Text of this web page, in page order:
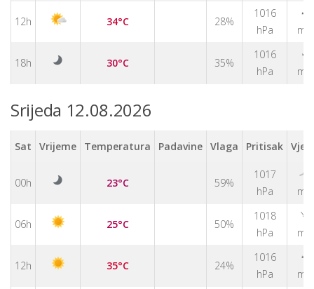
12h 34°C 28%
1016
hPa
↑
m/s
18h 30°C 35%
1016
hPa
↑
m/s
Srijeda 12.08.2026
Sat Vrijeme Temperatura Padavine Vlaga Pritisak
00h 23°C 59%
1017
hPa
↑
m/s
06h 25°C 50%
1018
hPa
↑
m/s
12h 35°C 24%
1016
hPa
↑
m/s